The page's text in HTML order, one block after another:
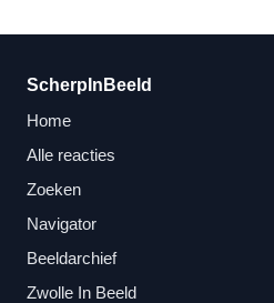
ScherpInBeeld
Home
Alle reacties
Zoeken
Navigator
Beeldarchief
Zwolle In Beeld